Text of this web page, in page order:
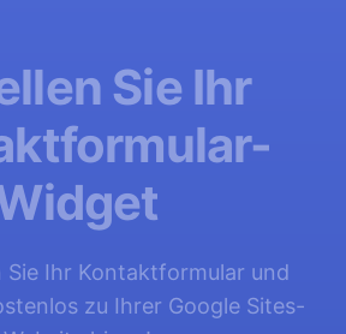
Sie Ihr
Sie Ihr Kontaktformular und
zu Ihrer Google Sites-